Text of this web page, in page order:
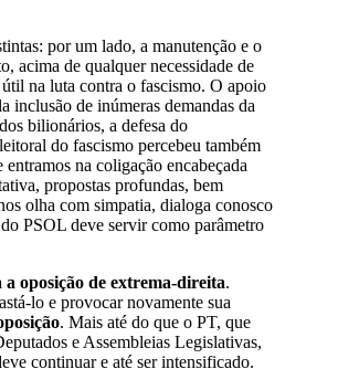
por um lado, a manutenção e o
acima de qualquer necessidade de
na luta contra o fascismo. O apoio
inclusão de inúmeras demandas da
bilionários, a defesa do
do fascismo percebeu também
na coligação encabeçada
propostas profundas, bem
olha com simpatia, dialoga conosco
PSOL deve servir como parâmetro
oposição de extrema-direita.
lo e provocar novamente sua
. Mais até do que o PT, que
e Assembleias Legislativas,
continuar e até ser intensificado.